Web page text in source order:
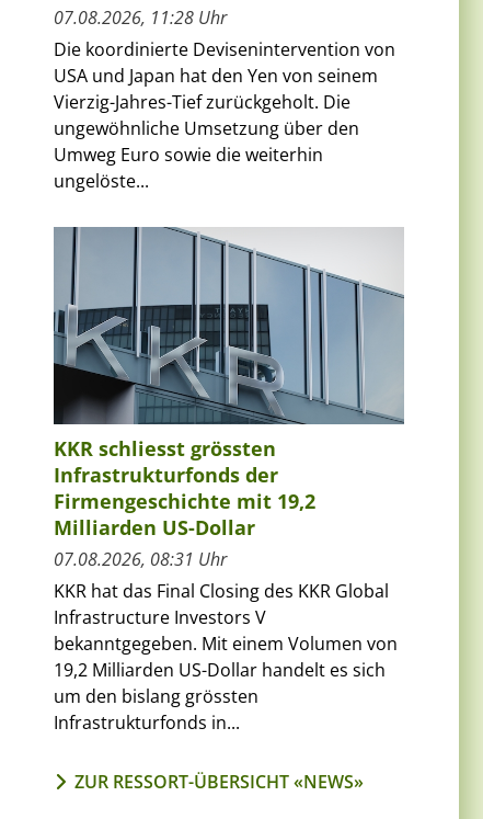
07.08.2026, 11:28 Uhr
Die koordinierte Devisenintervention von
USA und Japan hat den Yen von seinem
Vierzig-Jahres-Tief zurückgeholt. Die
ungewöhnliche Umsetzung über den
Umweg Euro sowie die weiterhin
ungelöste...
KKR schliesst grössten
Infrastrukturfonds der
Firmengeschichte mit 19,2
Milliarden US-Dollar
07.08.2026, 08:31 Uhr
KKR hat das Final Closing des KKR Global
Infrastructure Investors V
bekanntgegeben. Mit einem Volumen von
19,2 Milliarden US-Dollar handelt es sich
um den bislang grössten
Infrastrukturfonds in...
ZUR RESSORT-ÜBERSICHT «NEWS»